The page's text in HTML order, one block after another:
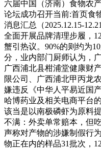
六届中国（济南）食物农
论坛成功召开当前:首页食
消息汇总（2025.12.15-
全面开展品牌清理步履，
蟹引热议。90%的则约为
分，业内部门厨师认为，
广西浦北县柑浦堂健康财
限公司、广西浦北甲丙龙
嫌违反《中华人平易近国
哈博药业及相关电商平台
该当是以南极磷虾为原料
不满：外卖单常赔本，但
声称对产物的涉嫌制假行
物正在内的样品31批次，